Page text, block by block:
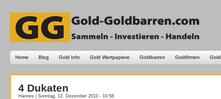
Home Blog Gold Info Gold Wertpapiere Goldbarren Goldfirmen
4 Dukaten
Hannes | Sonntag, 12. Dezember 2010 - 10:58